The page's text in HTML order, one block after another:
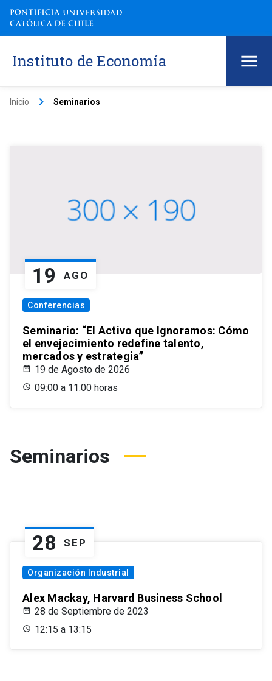
Instituto de Economía
Inicio keyboard_arrow_right Seminarios
19 AGO
Conferencias
Seminario: “El Activo que Ignoramos: Cómo
el envejecimiento redefine talento,
mercados y estrategia”
19 de Agosto de 2026
09:00 a 11:00 horas
Seminarios
28 SEP
Organización Industrial
Alex Mackay, Harvard Business School
28 de Septiembre de 2023
12:15 a 13:15